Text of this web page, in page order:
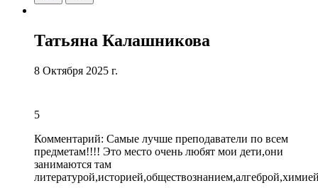
Татьяна Калашникова
8 Октября 2025 г.
5
Комментарий: Самые лучше преподаватели по всем
предметам!!!! Это место очень любят мои дети,они
занимаются там